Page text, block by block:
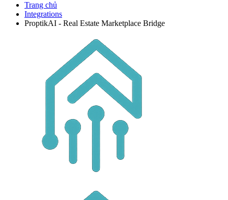
Trang chủ
Integrations
ProptikAI - Real Estate Marketplace Bridge